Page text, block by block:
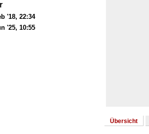
'18, 22:34
'25, 10:55
Übersicht